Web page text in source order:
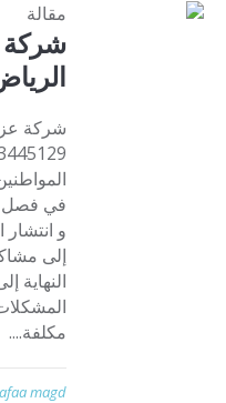
مقالة
شركة
في فصل
و
إلى
النهاية
مكلفة....
magd